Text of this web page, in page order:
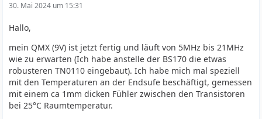
30. Mai 2024 um 15:31
Hallo,
mein QMX (9V) ist jetzt fertig und läuft von 5MHz bis 21MHz
wie zu erwarten (Ich habe anstelle der BS170 die etwas
robusteren TN0110 eingebaut). Ich habe mich mal speziell
mit den Temperaturen an der Endsufe beschäftigt, gemessen
mit einem ca 1mm dicken Fühler zwischen den Transistoren
bei 25°C Raumtemperatur.